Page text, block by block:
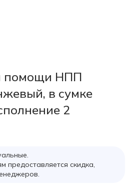
помощи НПП
в сумке
2
предоставляется скидка,